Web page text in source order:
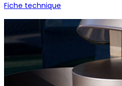
Fiche technique